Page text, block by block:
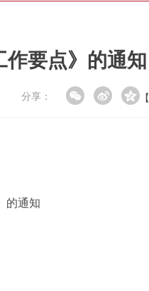
作要点》的通知
分享： 【
的通知